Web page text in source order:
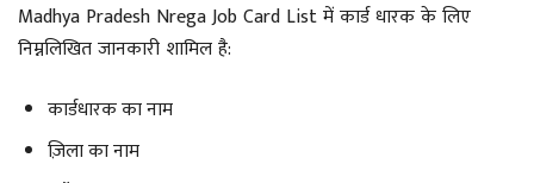
Madhya Pradesh Nrega Job Card List में कार्ड धारक के लिए
निम्नलिखित जानकारी शामिल है:
कार्डधारक का नाम
ज़िला का नाम